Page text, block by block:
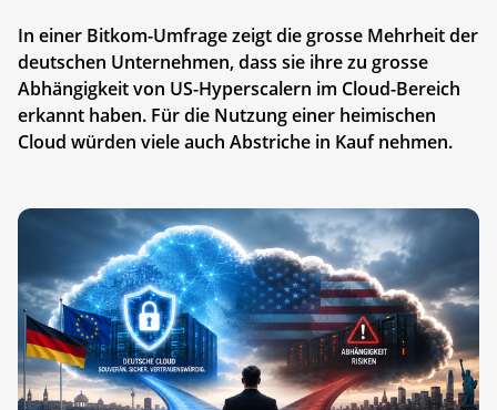
In einer Bitkom-Umfrage zeigt die grosse Mehrheit der
deutschen Unternehmen, dass sie ihre zu grosse
Abhängigkeit von US-Hyperscalern im Cloud-Bereich
erkannt haben. Für die Nutzung einer heimischen
Cloud würden viele auch Abstriche in Kauf nehmen.